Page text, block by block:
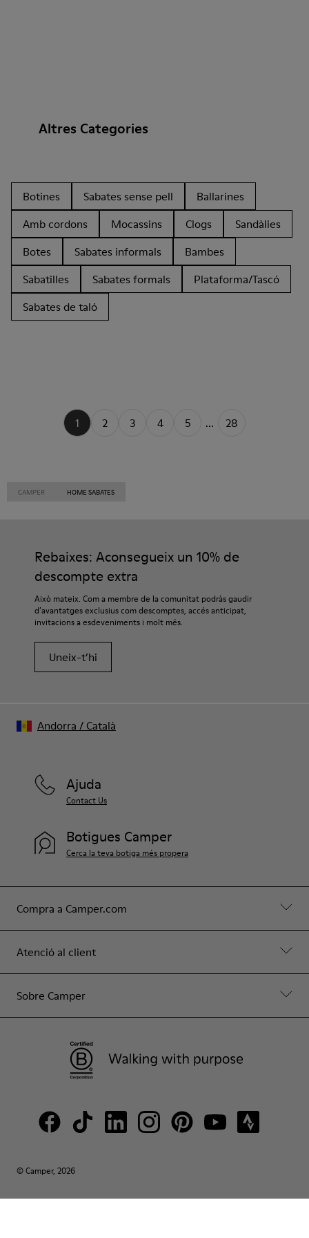
Altres Categories
Botines Sabates sense pell
Ballarines
Amb cordons
Mocassins Clogs
Sandàlies
Botes
Sabates informals
Bambes
Sabatilles
Sabates formals
Plataforma/Tascó
Sabates de taló
1 2 3 4 5 ... 28
CAMPER HOME SABATES
Rebaixes: Aconsegueix un 10% de
descompte extra
Això mateix. Com a membre de la comunitat podràs gaudir
d’avantatges exclusius com descomptes, accés anticipat,
invitacions a esdeveniments i molt més.
Uneix-t’hi
Compra a Camper.com
Atenció al client
Sobre Camper
Ajuda
Contact Us
Botigues Camper
Cerca la teva botiga més propera
© Camper, 2026
Andorra / Català